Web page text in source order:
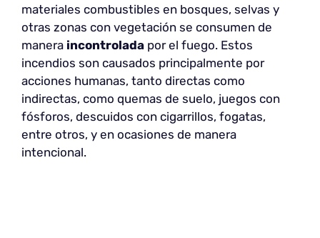
materiales combustibles en bosques, selvas y
otras zonas con vegetación se consumen de
manera incontrolada por el fuego. Estos
incendios son causados principalmente por
acciones humanas, tanto directas como
indirectas, como quemas de suelo, juegos con
fósforos, descuidos con cigarrillos, fogatas,
entre otros, y en ocasiones de manera
intencional.